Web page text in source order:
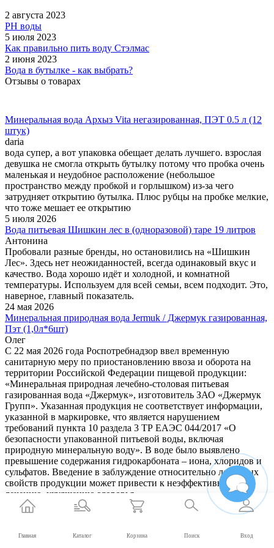
2 августа 2023
PH воды
5 июля 2023
Как правильно пить воду Стэлмас
2 июня 2023
Вода в бутылке - как выбрать?
Отзывы о товарах
Минеральная вода Архыз Vita негазированная, ПЭТ 0.5 л (12
штук)
daria
вода супер, а вот упаковка обещает делать лучшего. взрослая
девушка не смогла открыть бутылку потому что пробка очень
маленькая и неудобное расположение (небольшое
пространство между пробкой и горлышком) из-за чего
затрудняет открытию бутылка. Плюс рубцы на пробке мелкие,
что тоже мешает ее открытию
5 июля 2026
Вода питьевая Шишкин лес в (одноразовой) таре 19 литров
Антонина
Пробовали разные бренды, но остановились на «Шишкин
Лес». Здесь нет неожиданностей, всегда одинаковый вкус и
качество. Вода хорошо идёт и холодной, и комнатной
температуры. Используем для всей семьи, всем подходит. Это,
наверное, главный показатель.
24 мая 2026
Минеральная природная вода Jermuk / Джермук газированная,
Пэт (1,0л*6шт)
Олег
С 22 мая 2026 года Роспотребнадзор ввел временную
санитарную меру по приостановлению ввоза и оборота на
территории Российской Федерации пищевой продукции:
«Минеральная природная лечебно-столовая питьевая
газированная вода «Джермук», изготовитель ЗАО «Джермук
Групп». Указанная продукция не соответствует информации,
указанной в маркировке, что является нарушением
требований пункта 10 раздела 3 ТР ЕАЭС 044/2017 «О
безопасности упакованной питьевой воды, включая
природную минеральную воду». В воде было выявлено
превышение содержания гидрокарбоната – иона, хлоридов и
сульфатов. Введение в заблуждение относительно лечебных
свойств продукции может привести к неэффективному
лечению, ухудшению здоровья
https://www.rospotrebnadzor.ru/about/info/news/news_details.php?
ELEMENT_ID=32295
ТегиГлавная Каталог Корзина Поиск Вход